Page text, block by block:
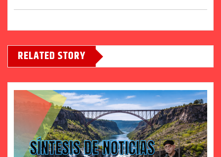
RELATED STORY